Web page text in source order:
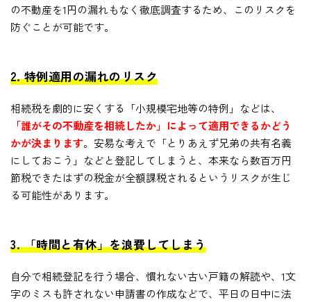
の不動産を1円の漏れもなく徹底調査するため、このリスクを
防ぐことが可能です。
2. 特例適用の漏れのリスク
相続税を劇的に安くする「小規模宅地等の特例」などは、
「誰がその不動産を相続したか」によって適用できるかどう
かが決まります。安易な考えで「とりあえず兄弟の共有名義
にしておこう」などと登記してしまうと、本来なら数百万円
節税できたはずの税金が全額課税されるというリスクが生じ
る可能性があります。
3. 「時間と有休」を浪費してしまう
自分で相続登記を行う場合、慣れない古い戸籍の解読や、1文
字のミスも許されない申請書の作成などで、平日の日中に法